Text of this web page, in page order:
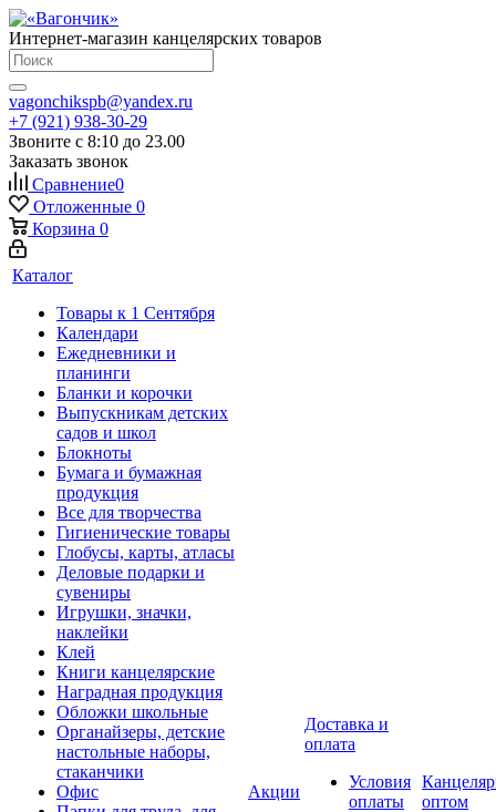
Интернет-магазин канцелярских товаров
vagonchikspb@yandex.ru
+7 (921) 938-30-29
Звоните с 8:10 до 23.00
Заказать звонок
Сравнение0
Отложенные 0
Корзина 0
Каталог
Товары к 1 Сентября
Календари
Ежедневники и
планинги
Бланки и корочки
Выпускникам детских
садов и школ
Блокноты
Бумага и бумажная
продукция
Все для творчества
Гигиенические товары
Глобусы, карты, атласы
Деловые подарки и
сувениры
Игрушки, значки,
наклейки
Клей
Книги канцелярские
Наградная продукция
Обложки школьные
Органайзеры, детские
настольные наборы,
стаканчики
Офис
Акции
Доставка и
оплата
Условия
оплаты
оптом